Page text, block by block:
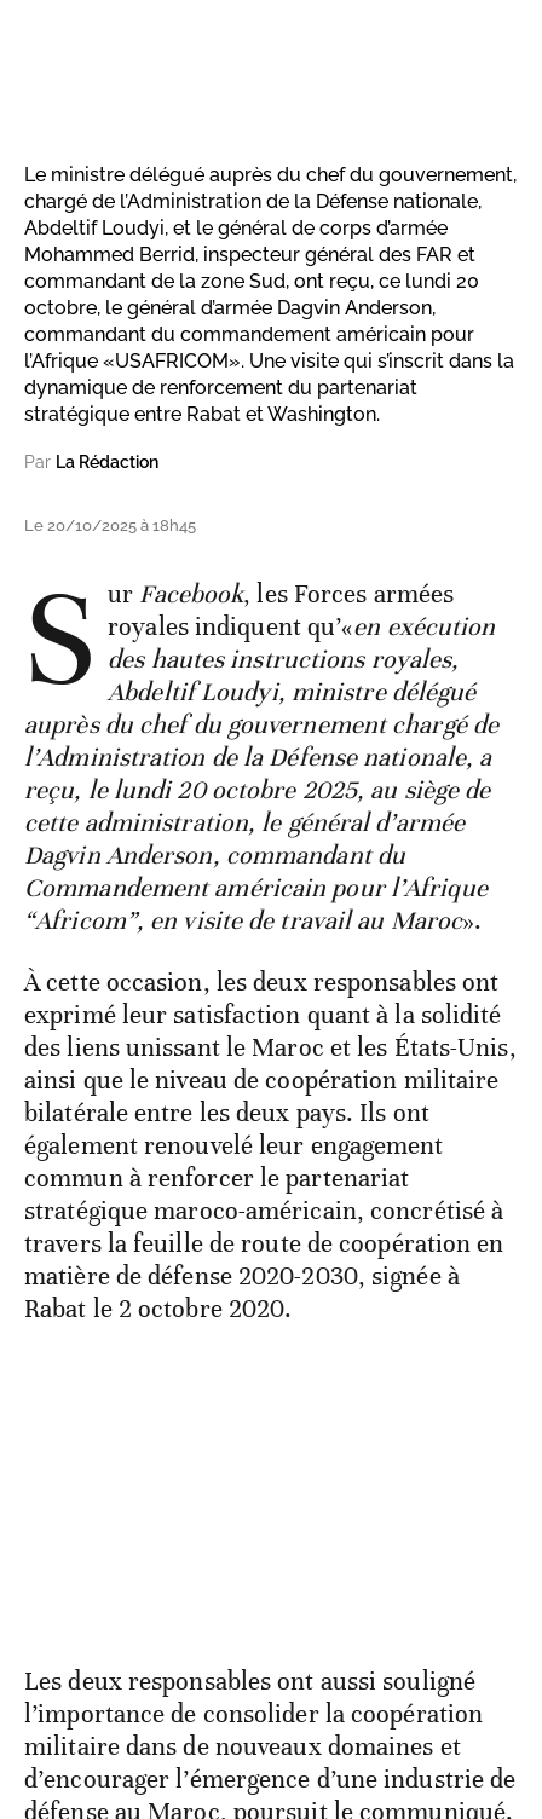
Le ministre délégué auprès du chef du gouvernement,
chargé de l’Administration de la Défense nationale,
Abdeltif Loudyi, et le général de corps d’armée
Mohammed Berrid, inspecteur général des FAR et
commandant de la zone Sud, ont reçu, ce lundi 20
octobre, le général d’armée Dagvin Anderson,
commandant du commandement américain pour
l’Afrique «USAFRICOM». Une visite qui s’inscrit dans la
dynamique de renforcement du partenariat
stratégique entre Rabat et Washington.
Par La Rédaction
Le 20/10/2025 à 18h45
S ur Facebook, les Forces armées
royales indiquent qu’«en exécution
des hautes instructions royales,
Abdeltif Loudyi, ministre délégué
auprès du chef du gouvernement chargé de
l’Administration de la Défense nationale, a
reçu, le lundi 20 octobre 2025, au siège de
cette administration, le général d’armée
Dagvin Anderson, commandant du
Commandement américain pour l’Afrique
“Africom”, en visite de travail au Maroc».
À cette occasion, les deux responsables ont
exprimé leur satisfaction quant à la solidité
des liens unissant le Maroc et les États-Unis,
ainsi que le niveau de coopération militaire
bilatérale entre les deux pays. Ils ont
également renouvelé leur engagement
commun à renforcer le partenariat
stratégique maroco-américain, concrétisé à
travers la feuille de route de coopération en
matière de défense 2020-2030, signée à
Rabat le 2 octobre 2020.
Les deux responsables ont aussi souligné
l’importance de consolider la coopération
militaire dans de nouveaux domaines et
d’encourager l’émergence d’une industrie de
défense au Maroc, poursuit le communiqué.